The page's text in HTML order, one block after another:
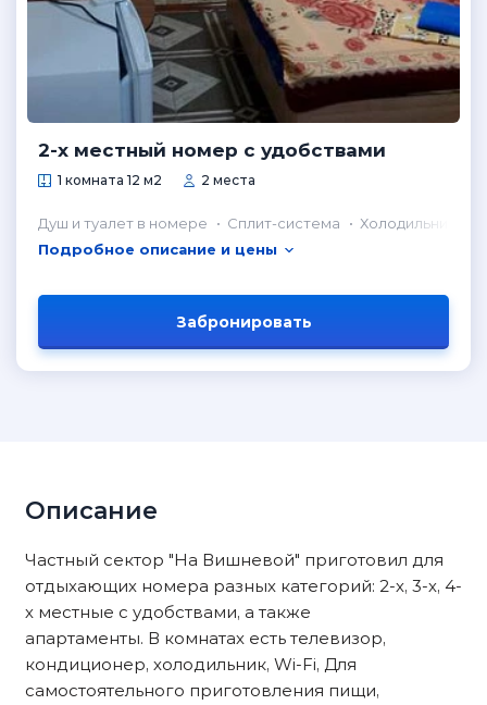
2-х местный номер с удобствами
1 комната 12 м2 2 места
Душ и туалет в номере Сплит-система
Холодильник в
Подробное описание и цены
Забронировать
Описание
Частный сектор "На Вишневой" приготовил для
отдыхающих номера разных категорий: 2-х, 3-х, 4-
х местные с удобствами, а также
апартаменты. В комнатах есть телевизор,
кондиционер, холодильник, Wi-Fi, Для
самостоятельного приготовления пищи,